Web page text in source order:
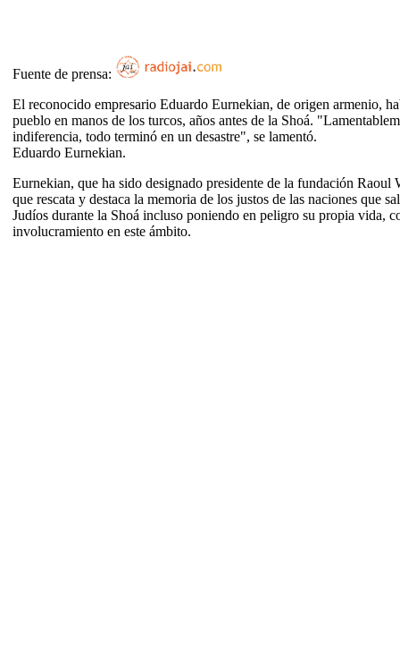
Fuente de prensa:
El reconocido empresario Eduardo Eurnekian, de origen armenio,
pueblo en manos de los turcos, años antes de la Shoá.
indiferencia, todo terminó en un desastre", se lamentó.
Eduardo Eurnekian.
Eurnekian, que ha sido designado presidente de la fundación Raoul
que rescata y destaca la memoria de los justos de las naciones que
Judíos durante la Shoá incluso poniendo en peligro su propia vida,
involucramiento en este ámbito.